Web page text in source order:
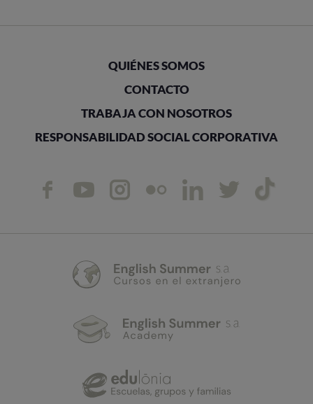
QUIÉNES SOMOS
CONTACTO
TRABAJA CON NOSOTROS
RESPONSABILIDAD SOCIAL CORPORATIVA